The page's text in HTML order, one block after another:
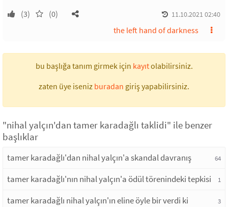
(3) (0) 11.10.2021 02:40
the left hand of darkness
bu başlığa tanım girmek için kayıtolabilirsiniz.
zaten üye iseniz buradan giriş yapabilirsiniz.
"nihal yalçın'dan tamer karadağlı taklidi" ile benzer
başlıklar
tamer karadağlı'dan nihal yalçın'a skandal davranış 64
tamer karadağlı'nın nihal yalçın'a ödül törenindeki tepkisi 1
tamer karadağlı nihal yalçın'ın eline öyle bir verdi ki 3